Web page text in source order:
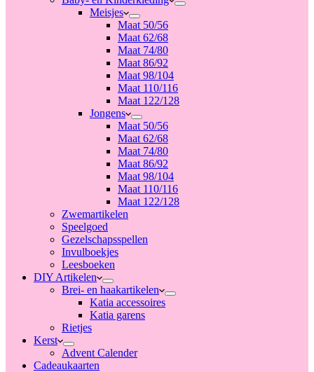
Meisjes
Maat 50/56
Maat 62/68
Maat 74/80
Maat 86/92
Maat 98/104
Maat 110/116
Maat 122/128
Jongens
Maat 50/56
Maat 62/68
Maat 74/80
Maat 86/92
Maat 98/104
Maat 110/116
Maat 122/128
Zwemartikelen
Speelgoed
Gezelschapsspellen
Invulboekjes
Leesboeken
DIY Artikelen
Brei- en haakartikelen
Katia accessoires
Katia garens
Rietjes
Kerst
Advent Calender
Cadeaukaarten